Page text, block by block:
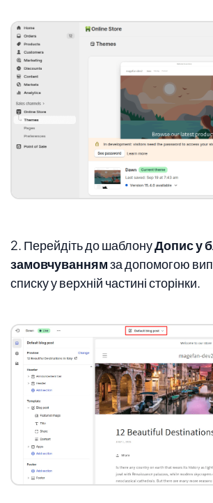
2. Перейдіть до шаблонуДопис у
замовчуваннямза допомогою
списку у верхній частині сторінки.